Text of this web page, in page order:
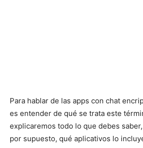
Para hablar de las apps con chat
es entender de qué se trata este
explicaremos todo lo que debes
por supuesto, qué aplicativos lo